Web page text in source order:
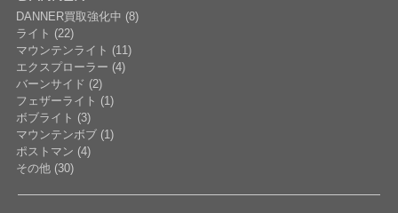
DANNER買取強化中 (8)
ライト (22)
マウンテンライト (11)
エクスプローラー (4)
バーンサイド (2)
フェザーライト (1)
ボブライト (3)
マウンテンボブ (1)
ポストマン (4)
その他 (30)